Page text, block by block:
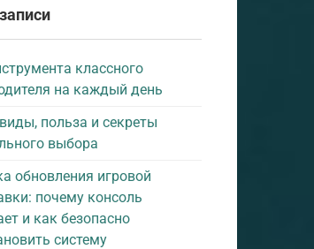
классного
на каждый день
польза и секреты
выбора
обновления игровой
почему консоль
и как безопасно
систему